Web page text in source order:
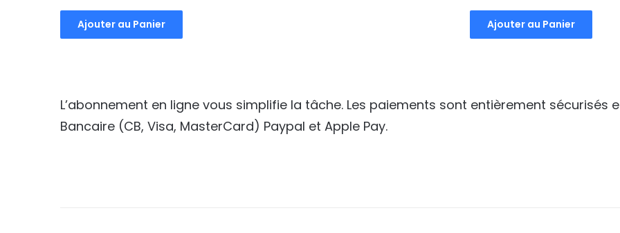
Ajouter au Panier
prix
initial
40,00€.
prix
actuel
Ajouter au Panier
L’abonnement en ligne vous simplifie la tâche. Les paiements sont entièrement
Bancaire (CB, Visa, MasterCard) Paypal et Apple Pay.